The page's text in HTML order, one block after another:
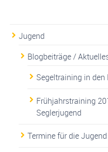
Jugend
Blogbeiträge /
Segeltraining in den
Frühjahrstraining
Seglerjugend
Termine für die Jugend